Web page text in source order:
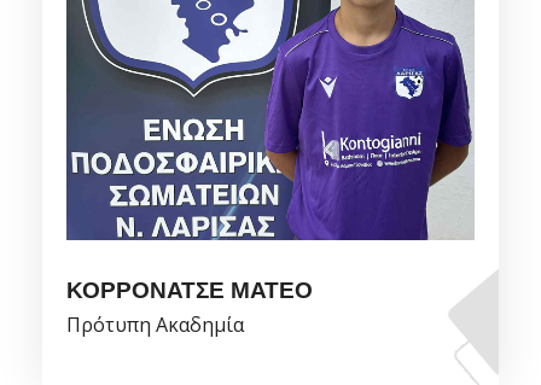
ΚΟΡΡΟΝΑΤΣΕ ΜΑΤΕΟ
Πρότυπη Ακαδημία